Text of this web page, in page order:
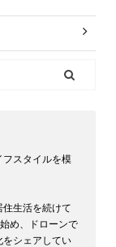
スタイルを模
生活を続けて
め、ドローンで
シェアしてい